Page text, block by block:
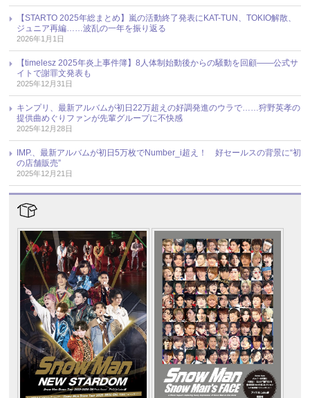
【STARTO 2025年総まとめ】嵐の活動終了発表にKAT-TUN、TOKIO解散、
ジュニア再編……波乱の一年を振り返る
2026年1月1日
【timelesz 2025年炎上事件簿】8人体制始動後からの騒動を回顧――公式サ
イトで謝罪文発表も
2025年12月31日
キンプリ、最新アルバムが初日22万超えの好調発進のウラで……狩野英孝の
提供曲めぐりファンが先輩グループに不快感
2025年12月28日
IMP.、最新アルバムが初日5万枚でNumber_i超え！ 好セールスの背景に“初
の店舗販売”
2025年12月21日